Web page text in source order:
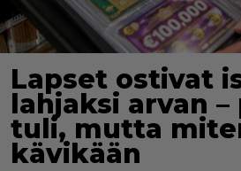
hedonisti. ”Hullu työtä tekee, viisas
on elämäsi motto.
Lapset ostivat
lahjaksi arvan
tuli, mutta
kävikään